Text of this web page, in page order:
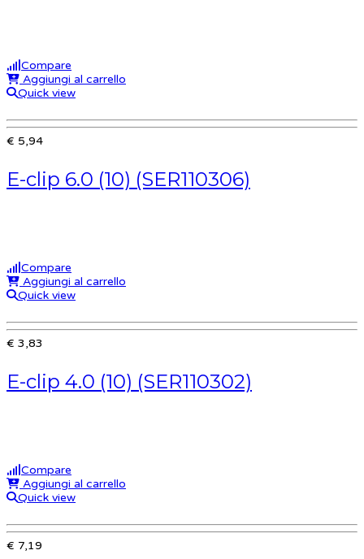
Compare
Aggiungi al carrello
Quick view
€ 5,94
E-clip 6.0 (10) (SER110306)
Compare
Aggiungi al carrello
Quick view
€ 3,83
E-clip 4.0 (10) (SER110302)
Compare
Aggiungi al carrello
Quick view
€ 7,19